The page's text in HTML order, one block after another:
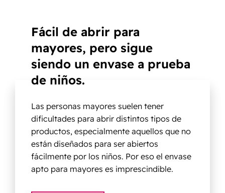
Fácil de abrir para
mayores, pero sigue
siendo un envase a prueba
de niños.
Las personas mayores suelen tener
dificultades para abrir distintos tipos de
productos, especialmente aquellos que no
están diseñados para ser abiertos
fácilmente por los niños. Por eso el envase
apto para mayores es imprescindible.